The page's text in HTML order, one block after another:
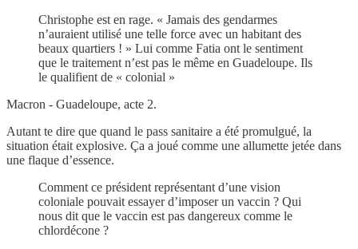
Christophe est en rage. « Jamais des gendarmes
n’auraient utilisé une telle force avec un habitant des
beaux quartiers ! » Lui comme Fatia ont le sentiment
que le traitement n’est pas le même en Guadeloupe. Ils
le qualifient de « colonial »
Macron - Guadeloupe, acte 2.
Autant te dire que quand le pass sanitaire a été promulgué, la
situation était explosive. Ça a joué comme une allumette jetée dans
une flaque d’essence.
Comment ce président représentant d’une vision
coloniale pouvait essayer d’imposer un vaccin ? Qui
nous dit que le vaccin est pas dangereux comme le
chlordécone ?